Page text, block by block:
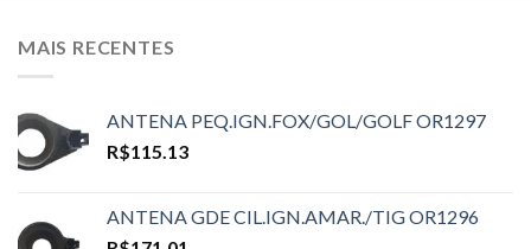
MAIS RECENTES
ANTENA PEQ.IGN.FOX/GOL/GOLF OR1297
R$115.13
ANTENA GDE CIL.IGN.AMAR./TIG OR1296